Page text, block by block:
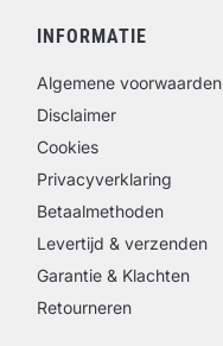
INFORMATIE
Algemene voorwaarden
Disclaimer
Cookies
Privacyverklaring
Betaalmethoden
Levertijd & verzenden
Garantie & Klachten
Retourneren